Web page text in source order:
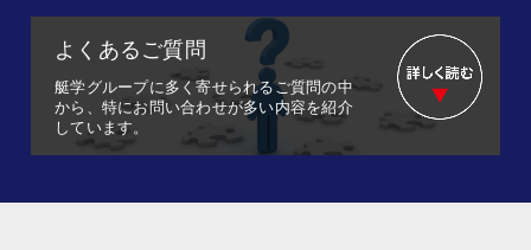
よくあるご質問
艇学グループに多く寄せられるご質問の中
から、特にお問い合わせが多い内容を紹介
しています。